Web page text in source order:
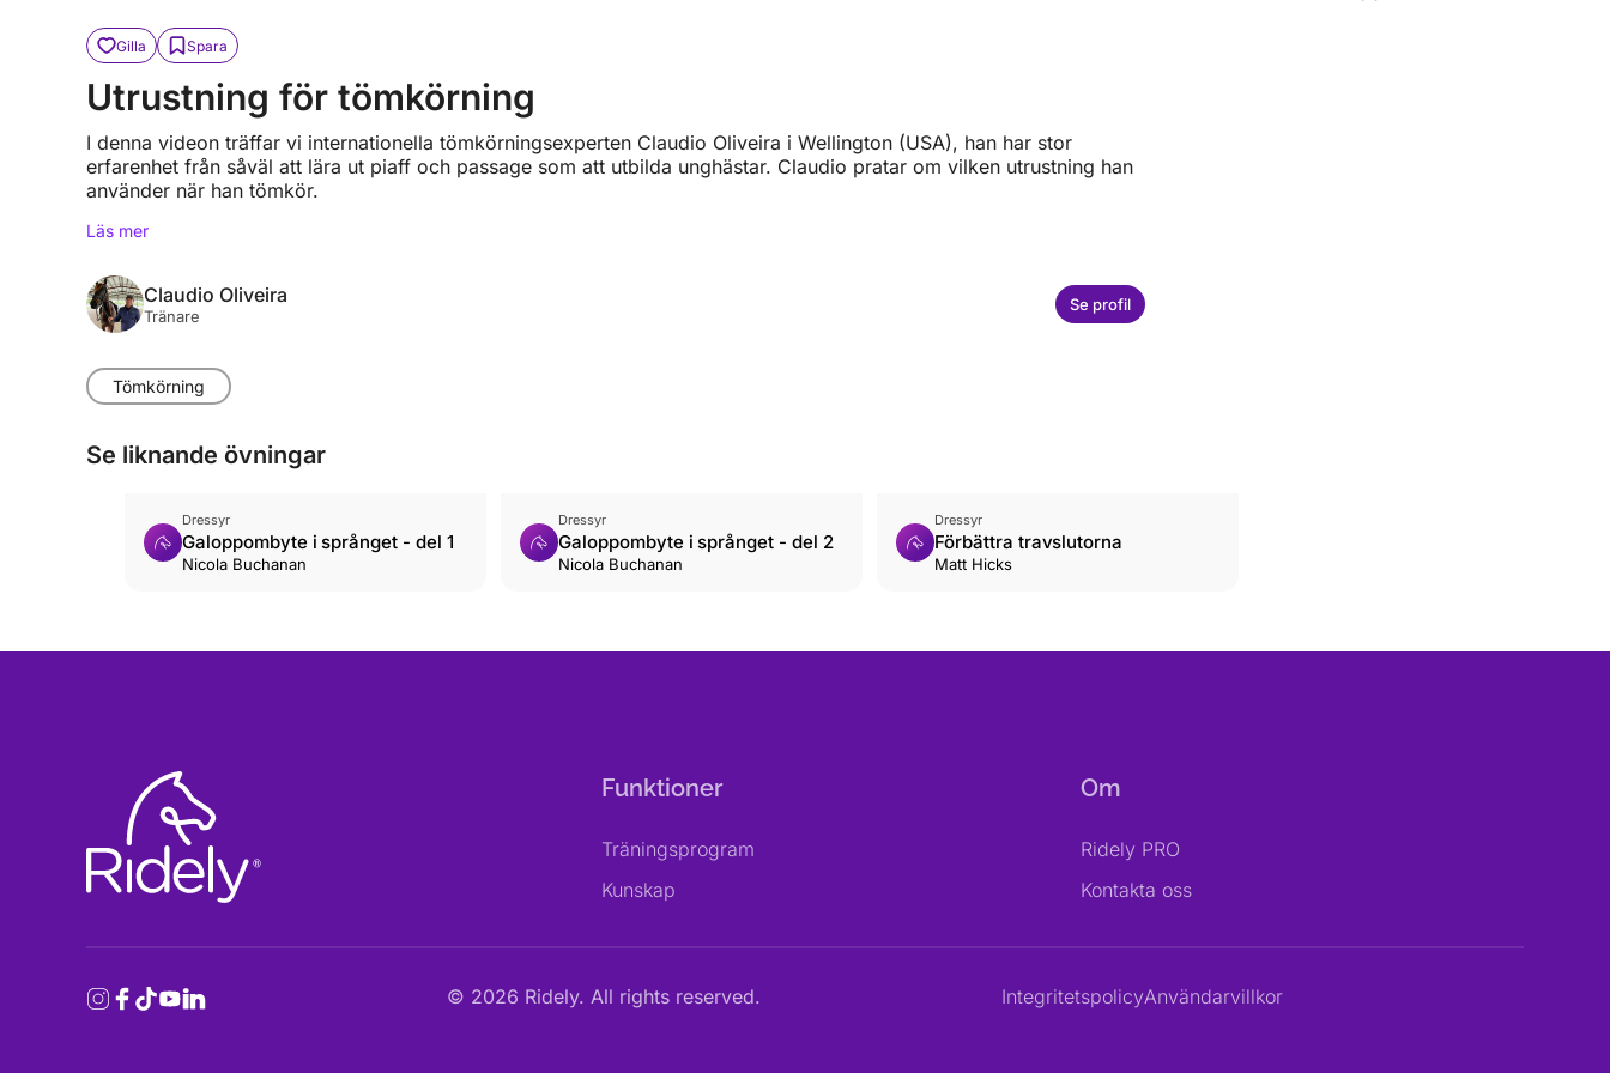
Gilla Spara
Utrustning för tömkörning
I denna videon träffar vi internationella tömkörningsexperten Claudio Oliveira i Wellington (USA), han har stor
erfarenhet från såväl att lära ut piaff och passage som att utbilda unghästar. Claudio pratar om vilken utrustning han
använder när han tömkör.
Läs mer
Claudio Oliveira
Tränare
Se profil
Tömkörning
Se liknande övningar
Dressyr
Galoppombyte i språnget - del 1
Nicola Buchanan
Dressyr
Galoppombyte i språnget - del 2
Nicola Buchanan
Dressyr
Förbättra travslutorna
Matt Hicks
Funktioner
Träningsprogram
Kunskap
Om
Ridely PRO
Kontakta oss
© 2026 Ridely. All rights reserved. IntegritetspolicyAnvändarvillkor